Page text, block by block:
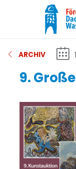
ARCHIV
9.